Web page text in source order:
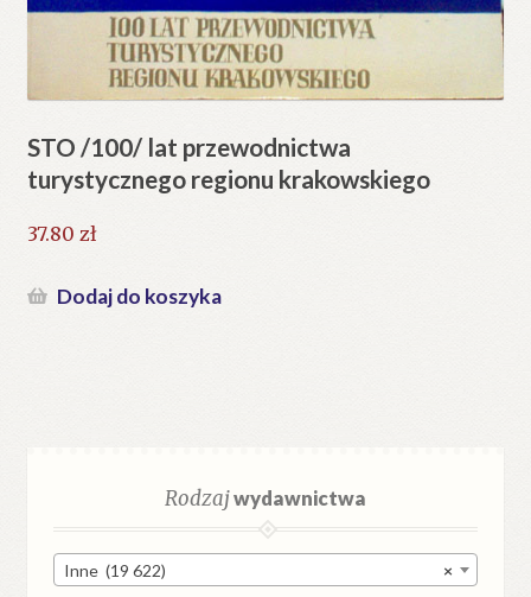
STO /100/ lat przewodnictwa
turystycznego regionu krakowskiego
37.80 zł
Dodaj do koszyka
Rodzajwydawnictwa
×
Inne (19 622)